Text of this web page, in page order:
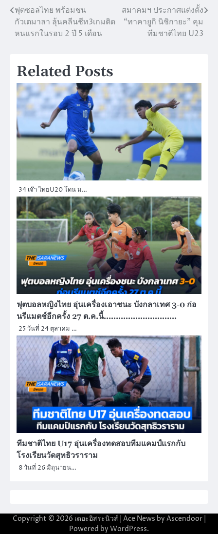
แนะแนว
เรื่อง
ฟุตซอลไทย พร้อมชน
กัวเตมาลา ลุ้นคลีนชีท3เกมติด
หนแรกในรอบ 2 ปี 5 เดือน
สมาคมฯ ประกาศแต่งตั้ง
“ทาคายูกิ นิชิกายะ” คุม
ทีมชาติไทย U23
Related Posts
34 เจ๊า ไทยU20 โดน ม…
ฟุตบอลหญิงไทย อุ่นเครื่องเอาชนะ บังกลาเทศ 3-0 ก่อ
นรีแมตช์อีกครั้ง 27 ต.ค.นี้…………………………
25 วันที่ 24 ตุลาคม …
ทีมชาติไทย U17 อุ่นเครื่องทดสอบทีมแคมป์แรกกับ
โรงเรียนวัดสุทธิวราราม
8 วันที่ 26 มิถุนายน…
Copyright © 2026 เดอะอิสระนิวส์ | Ace News by Ascendoor|
Powered by WordPress.